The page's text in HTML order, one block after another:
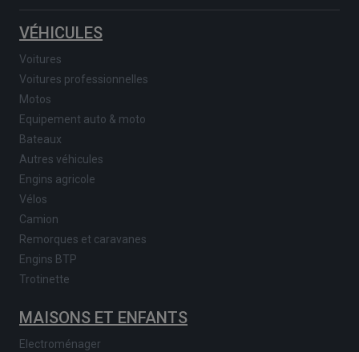
VÉHICULES
Voitures
Voitures professionnelles
Motos
Equipement auto & moto
Bateaux
Autres véhicules
Engins agricole
Vélos
Camion
Remorques et caravanes
Engins BTP
Trotinette
MAISONS ET ENFANTS
Electroménager